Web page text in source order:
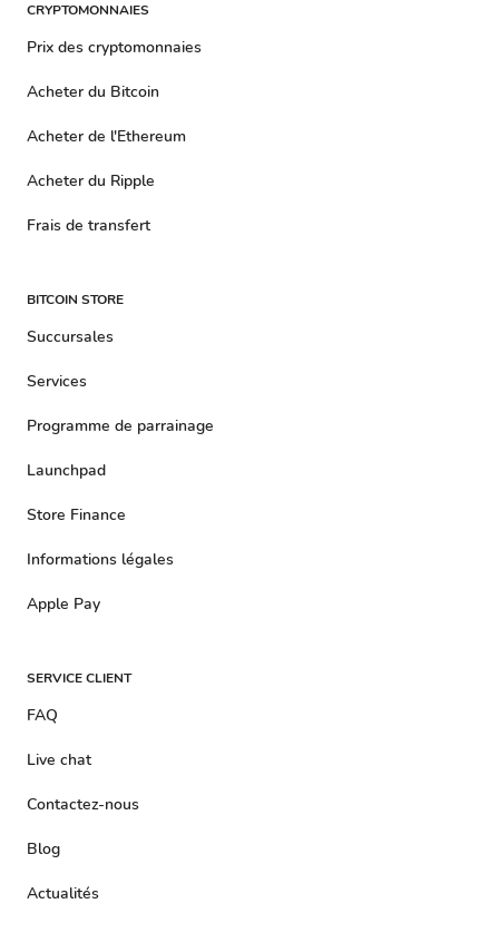
CRYPTOMONNAIES
Prix ​​​​des cryptomonnaies
Acheter du Bitcoin
Acheter de l'Ethereum
Acheter du Ripple
Frais de transfert
BITCOIN STORE
Succursales
Services
Programme de parrainage
Launchpad
Store Finance
Informations légales
Apple Pay
SERVICE CLIENT
FAQ
Live chat
Contactez-nous
Blog
Actualités